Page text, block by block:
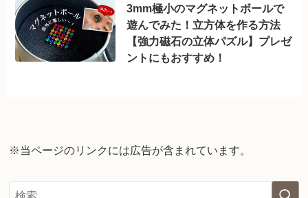
3mm極小のマグネットボールで
遊んでみた！立方体を作る方法
【強力磁石の立体パズル】プレゼ
ントにもおすすめ！
※当ページのリンクには広告が含まれています。